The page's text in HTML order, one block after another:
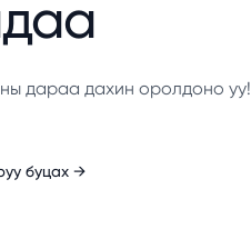
дараа дахин оролдоно уу!
буцах →